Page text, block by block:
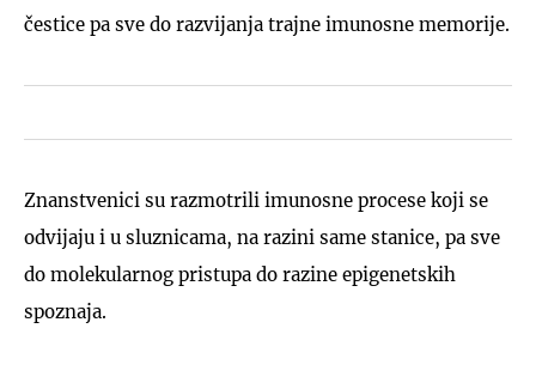
čestice pa sve do razvijanja trajne imunosne memorije.
Znanstvenici su razmotrili imunosne procese koji se
odvijaju i u sluznicama, na razini same stanice, pa sve
do molekularnog pristupa do razine epigenetskih
spoznaja.